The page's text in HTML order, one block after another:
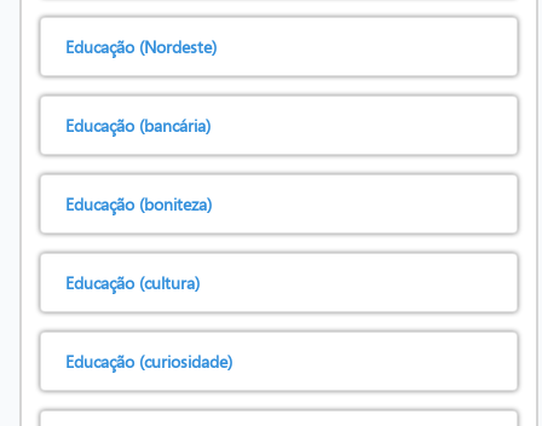
Educação (Nordeste)
Educação (bancária)
Educação (boniteza)
Educação (cultura)
Educação (curiosidade)